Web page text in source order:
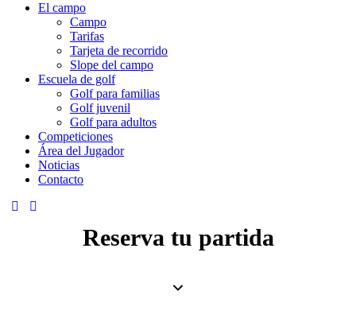
El campo
Campo
Tarifas
Tarjeta de recorrido
Slope del campo
Escuela de golf
Golf para familias
Golf juvenil
Golf para adultos
Competiciones
Área del Jugador
Noticias
Contacto
Reserva tu partida